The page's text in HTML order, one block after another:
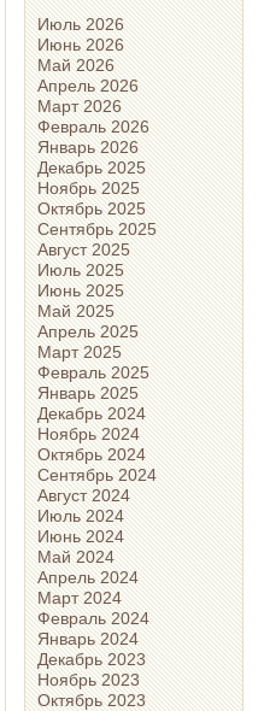
Июль 2026
Июнь 2026
Май 2026
Апрель 2026
Март 2026
Февраль 2026
Январь 2026
Декабрь 2025
Ноябрь 2025
Октябрь 2025
Сентябрь 2025
Август 2025
Июль 2025
Июнь 2025
Май 2025
Апрель 2025
Март 2025
Февраль 2025
Январь 2025
Декабрь 2024
Ноябрь 2024
Октябрь 2024
Сентябрь 2024
Август 2024
Июль 2024
Июнь 2024
Май 2024
Апрель 2024
Март 2024
Февраль 2024
Январь 2024
Декабрь 2023
Ноябрь 2023
Октябрь 2023